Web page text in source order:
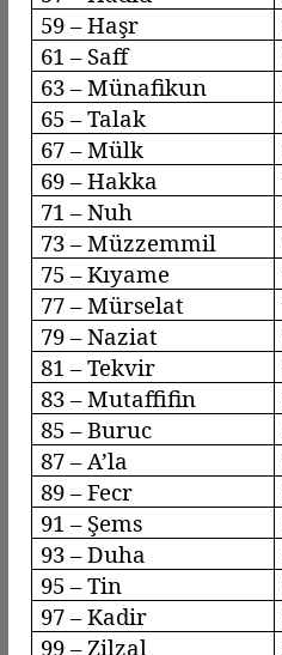
59 –Haşr
61 – Saff
63 –Münafikun
65 – Talak
67 – Mülk
69 – Hakka
71 – Nuh
73 –Müzzemmil
75 –Kıyame
77 –Mürselat
79 –Naziat
81 –Tekvir
83 –Mutaffifin
85 –Buruc
87 – A’la
89 –Fecr
91 – Şems
93 –Duha
95 – Tin
97 – Kadir
99 – Zilzal